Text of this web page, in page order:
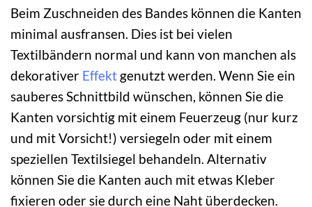
Beim Zuschneiden des Bandes können die Kanten
minimal ausfransen. Dies ist bei vielen
Textilbändern normal und kann von manchen als
dekorativer Effekt genutzt werden. Wenn Sie ein
sauberes Schnittbild wünschen, können Sie die
Kanten vorsichtig mit einem Feuerzeug (nur kurz
und mit Vorsicht!) versiegeln oder mit einem
speziellen Textilsiegel behandeln. Alternativ
können Sie die Kanten auch mit etwas Kleber
fixieren oder sie durch eine Naht überdecken.